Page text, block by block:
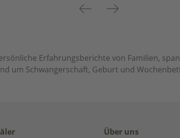
Previous Next
Erfahrungsberichte von Familien,
um Schwangerschaft, Geburt und
Über uns